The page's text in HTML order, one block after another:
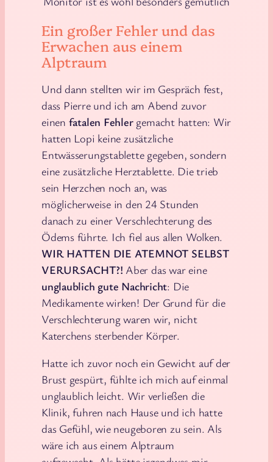
Ein großer Fehler und das
Erwachen aus einem
Alptraum
Und dann stellten wir im Gespräch fest,
dass Pierre und ich am Abend zuvor
einen fatalen Fehlergemacht hatten: Wir
hatten Lopi keine zusätzliche
Entwässerungstablette gegeben, sondern
eine zusätzliche Herztablette. Die trieb
sein Herzchen noch an, was
möglicherweise in den 24 Stunden
danach zu einer Verschlechterung des
Ödems führte. Ich fiel aus allen Wolken.
WIR HATTEN DIE ATEMNOT SELBST
VERURSACHT?! Aber das war eine
unglaublich gute Nachricht: Die
Medikamente wirken! Der Grund für die
Verschlechterung waren wir, nicht
Katerchens sterbender Körper.
Hatte ich zuvor noch ein Gewicht auf der
Brust gespürt, fühlte ich mich auf einmal
unglaublich leicht. Wir verließen die
Klinik, fuhren nach Hause und ich hatte
das Gefühl, wie neugeboren zu sein. Als
wäre ich aus einem Alptraum